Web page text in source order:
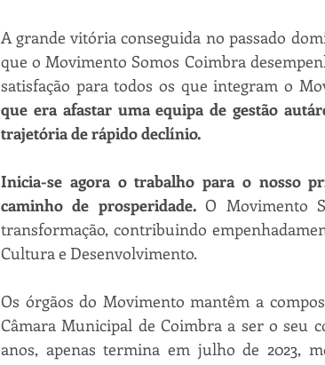
A grande vitória conseguida no passado
que o Movimento Somos Coimbra
satisfação para todos os que integram o
que era afastar uma equipa de gestão
trajetória de rápido declínio.
Inicia-se agora o trabalho para o nosso
caminho de prosperidade. O Movimento
transformação, contribuindo
Cultura e Desenvolvimento.
Os órgãos do Movimento mantêm a
Câmara Municipal de Coimbra a ser o seu
anos, apenas termina em julho de 2023,